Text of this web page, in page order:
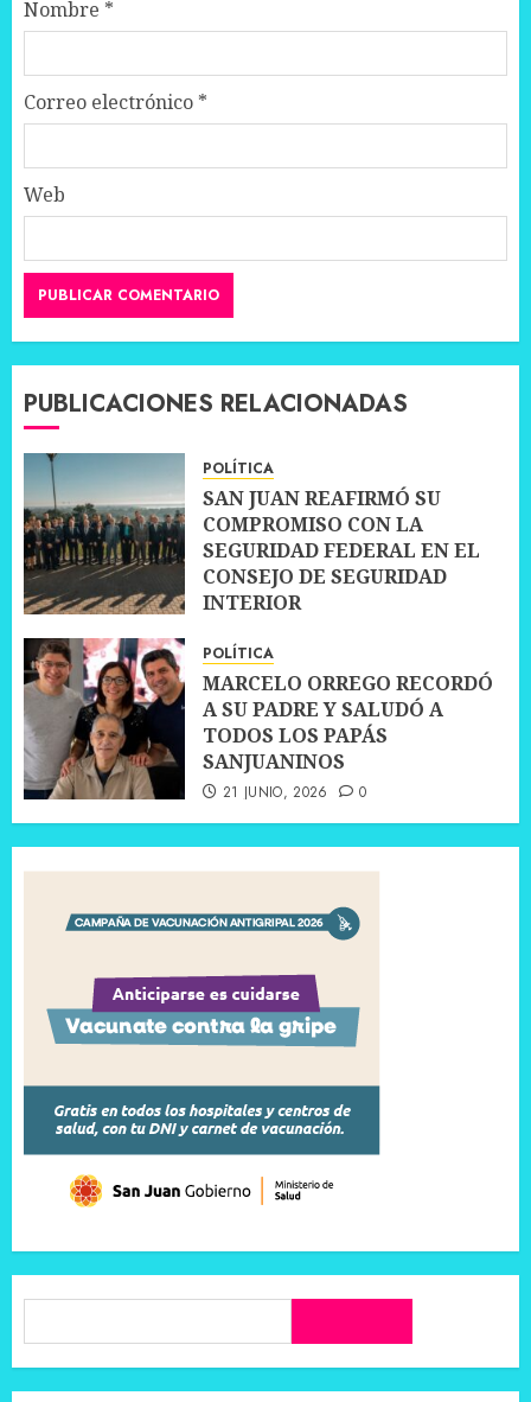
Nombre *
Correo electrónico *
Web
PUBLICACIONES RELACIONADAS
POLÍTICA
SAN JUAN REAFIRMÓ SU
COMPROMISO CON LA
SEGURIDAD FEDERAL EN EL
CONSEJO DE SEGURIDAD
INTERIOR
POLÍTICA
MARCELO ORREGO RECORDÓ
A SU PADRE Y SALUDÓ A
TODOS LOS PAPÁS
SANJUANINOS
21 JUNIO, 2026 0